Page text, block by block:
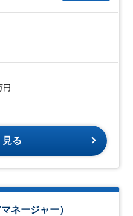
円
見る
ネージャー）